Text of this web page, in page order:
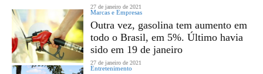
27 de janeiro de 2021
Marcas e Empresas
Outra vez, gasolina tem aumento em
todo o Brasil, em 5%. Último havia
sido em 19 de janeiro
27 de janeiro de 2021
Entretenimento